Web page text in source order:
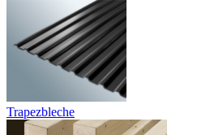
Trapezbleche